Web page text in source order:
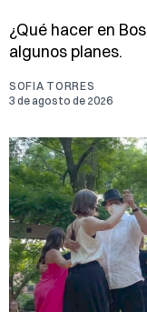
¿Qué hacer en
algunos planes.
SOFIA TORRES
3 de agosto de 2026